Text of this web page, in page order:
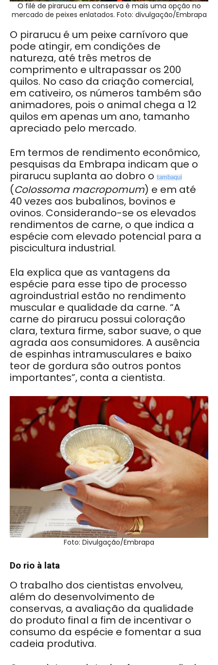
O filé de pirarucu em conserva é mais uma opção no
mercado de peixes enlatados. Foto: divulgação/Embrapa
O pirarucu é um peixe carnívoro que
pode atingir, em condições de
natureza, até três metros de
comprimento e ultrapassar os 200
quilos. No caso da criação comercial,
em cativeiro, os números também são
animadores, pois o animal chega a 12
quilos em apenas um ano, tamanho
apreciado pelo mercado.
Em termos de rendimento econômico,
pesquisas da Embrapa indicam que o
pirarucu suplanta ao dobro o tambaqui
(CoIossoma macropomum) e em até
40 vezes aos bubalinos, bovinos e
ovinos. Considerando-se os elevados
rendimentos de carne, o que indica a
espécie com elevado potencial para a
piscicultura industrial.
Ela explica que as vantagens da
espécie para esse tipo de processo
agroindustrial estão no rendimento
muscular e qualidade da carne. “A
carne do pirarucu possui coloração
clara, textura firme, sabor suave, o que
agrada aos consumidores. A ausência
de espinhas intramusculares e baixo
teor de gordura são outros pontos
importantes”, conta a cientista.
Foto: Divulgação/Embrapa
Do rio à lata
O trabalho dos cientistas envolveu,
além do desenvolvimento de
conservas, a avaliação da qualidade
do produto final a fim de incentivar o
consumo da espécie e fomentar a sua
cadeia produtiva.